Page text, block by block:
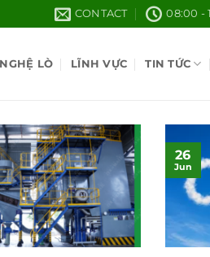
CONTACT 08:00 -
LÒ LĨNH VỰC TIN TỨC
26
Jun